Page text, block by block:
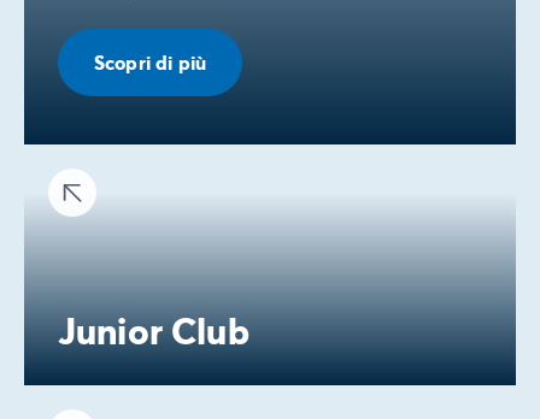
Scopri di più
Junior Club